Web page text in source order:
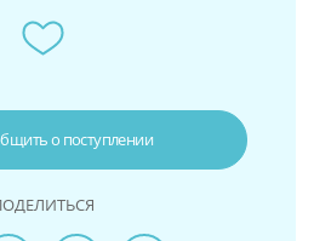
о поступлении